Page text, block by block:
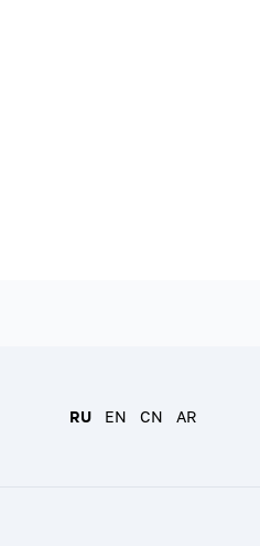
RU EN CN AR